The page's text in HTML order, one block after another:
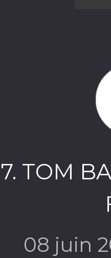
TOM
08 juin